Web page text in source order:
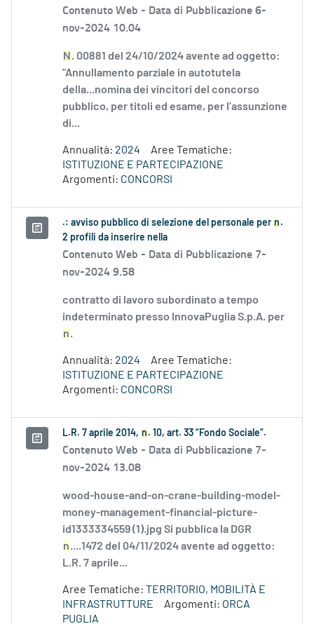
Contenuto Web - Data di Pubblicazione 6-
nov-2024 10.04
N . 00881 del 24/10/2024 avente ad oggetto:
"Annullamento parziale in autotutela
della...nomina dei vincitori del concorso
pubblico, per titoli ed esame, per l’assunzione
di...
Annualità: 2024
Aree Tematiche:
ISTITUZIONE E PARTECIPAZIONE
Argomenti: CONCORSI
.: avviso pubblico di selezione del personale per n .
2 profili da inserire nella
Contenuto Web - Data di Pubblicazione 7-
nov-2024 9.58
contratto di lavoro subordinato a tempo
indeterminato presso InnovaPuglia S.p.A. per
n.
Annualità: 2024
Aree Tematiche:
ISTITUZIONE E PARTECIPAZIONE
Argomenti: CONCORSI
L.R. 7 aprile 2014, n . 10, art. 33 “Fondo Sociale”.
Contenuto Web - Data di Pubblicazione 7-
nov-2024 13.08
wood-house-and-on-crane-building-model-
money-management-financial-picture-
id1333334559 (1).jpg Si pubblica la DGR
n....1472 del 04/11/2024 avente ad oggetto:
L.R. 7 aprile...
Aree Tematiche: TERRITORIO, MOBILITÀ E
INFRASTRUTTURE
Argomenti: ORCA
PUGLIA